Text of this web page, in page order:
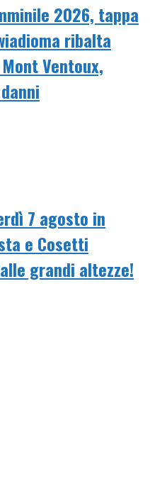
2026, tappa
ribalta
Ventoux,
7 agosto in
e Cosetti
grandi altezze!